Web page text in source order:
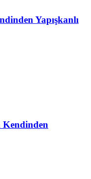
Yapışkanlı
Kendinden